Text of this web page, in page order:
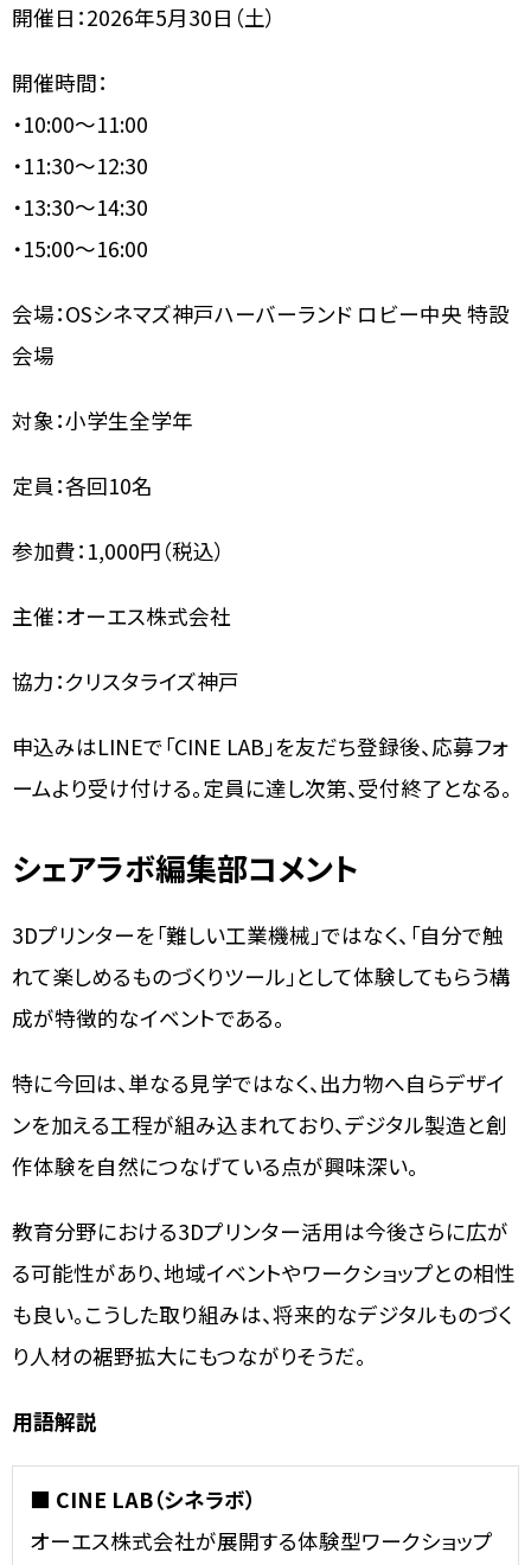
開催日：2026年5月30日（土）
開催時間：
・10:00～11:00
・11:30～12:30
・13:30～14:30
・15:00～16:00
会場：OSシネマズ神戸ハーバーランド ロビー中央 特設
会場
対象：小学生全学年
定員：各回10名
参加費：1,000円（税込）
主催：オーエス株式会社
協力：クリスタライズ神戸
申込みはLINEで「CINE LAB」を友だち登録後、応募フォ
ームより受け付ける。定員に達し次第、受付終了となる。
シェアラボ編集部コメント
3Dプリンターを「難しい工業機械」ではなく、「自分で触
れて楽しめるものづくりツール」として体験してもらう構
成が特徴的なイベントである。
特に今回は、単なる見学ではなく、出力物へ自らデザイ
ンを加える工程が組み込まれており、デジタル製造と創
作体験を自然につなげている点が興味深い。
教育分野における3Dプリンター活用は今後さらに広が
る可能性があり、地域イベントやワークショップとの相性
も良い。こうした取り組みは、将来的なデジタルものづく
り人材の裾野拡大にもつながりそうだ。
用語解説
■ CINE LAB（シネラボ）
オーエス株式会社が展開する体験型ワークショップ